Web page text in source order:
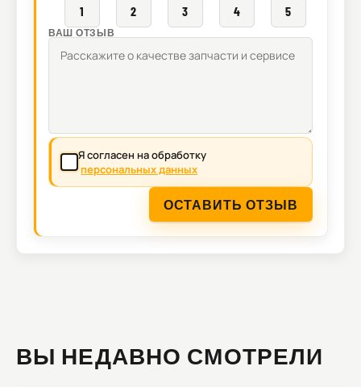
1 2 3 4 5
ВАШ ОТЗЫВ
Я согласен на обработку
персональных данных
ОСТАВИТЬ ОТЗЫВ
ВЫ НЕДАВНО СМОТРЕЛИ